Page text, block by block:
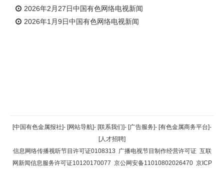
2026年2月27日中国有色网络电视新闻
2026年1月9日中国有色网络电视新闻
返回顶部
返回首页
[中国有色金属报社]- [网站导航]- [联系我们]- [广告服务]- [有色金属商务平台]-
[人才招聘]
信息网络传播视听节目许可证0108313 广播电视节目制作经营许可证 互联
网新闻信息服务许可证10120170077 京公网安备11010802026470 京ICP